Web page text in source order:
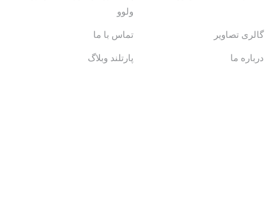
ولوو
گالری تصاویر تماس با ما
درباره ما پارتلند وبلاگ